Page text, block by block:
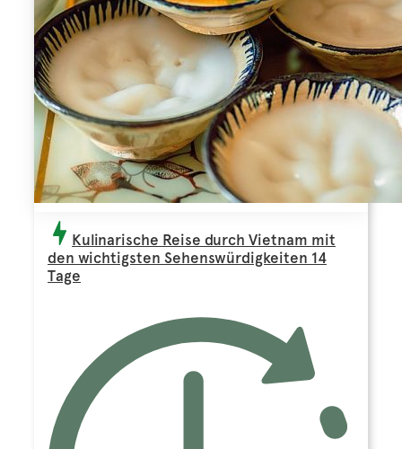
Kulinarische Reise durch Vietnam mit
den wichtigsten Sehenswürdigkeiten 14
Tage